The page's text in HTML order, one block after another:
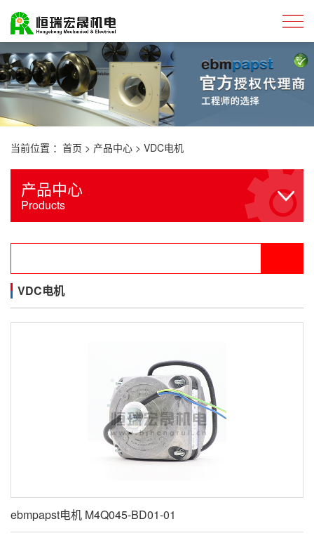
当前位置 ： 首页 > 产品中心 > VDC电机
产品中心
Products
VDC电机
ebmpapst电机 M4Q045-BD01-01